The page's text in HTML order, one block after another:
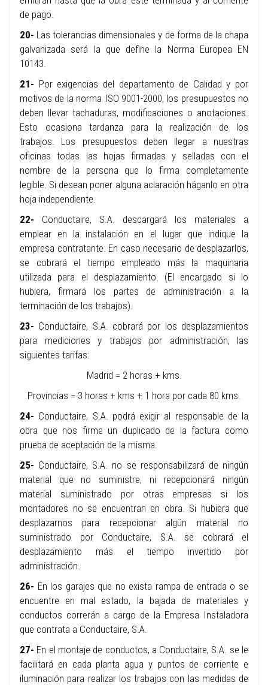
de pago.
20- Las tolerancias dimensionales y de forma de la chapa
galvanizada será la que define la Norma Europea EN
10143.
21- Por exigencias del departamento de Calidad y por
motivos de la norma ISO 9001-2000, los presupuestos no
deben llevar tachaduras, modificaciones o anotaciones.
Esto ocasiona tardanza para la realización de los
trabajos. Los presupuestos deben llegar a nuestras
oficinas todas las hojas firmadas y selladas con el
nombre de la persona que lo firma completamente
legible. Si desean poner alguna aclaración háganlo en otra
hoja independiente.
22- Conductaire, S.A. descargará los materiales a
emplear en la instalación en el lugar que indique la
empresa contratante. En caso necesario de desplazarlos,
se cobrará el tiempo empleado más la maquinaria
utilizada para el desplazamiento. (El encargado si lo
hubiera, firmará los partes de administración a la
terminación de los trabajos).
23- Conductaire, S.A. cobrará por los desplazamientos
para mediciones y trabajos por administración, las
siguientes tarifas:
Madrid = 2 horas + kms.
Provincias = 3 horas + kms + 1 hora por cada 80 kms.
24- Conductaire, S.A. podrá exigir al responsable de la
obra que nos firme un duplicado de la factura como
prueba de aceptación de la misma.
25- Conductaire, S.A. no se responsabilizará de ningún
material que no suministre, ni recepcionará ningún
material suministrado por otras empresas si los
montadores no se encuentran en obra. Si hubiera que
desplazarnos para recepcionar algún material no
suministrado por Conductaire, S.A. se cobrará el
desplazamiento más el tiempo invertido por
administración.
26- En los garajes que no exista rampa de entrada o se
encuentre en mal estado, la bajada de materiales y
conductos correrán a cargo de la Empresa Instaladora
que contrata a Conductaire, S.A.
27- En el montaje de conductos, a Conductaire, S.A. se le
facilitará en cada planta agua y puntos de corriente e
iluminación para realizar los trabajos con las medidas de